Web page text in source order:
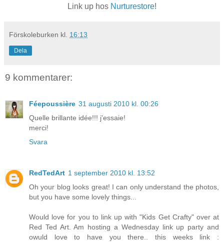
Link up hos Nurturestore!
Förskoleburken kl. 16:13
Dela
9 kommentarer:
Féepoussière 31 augusti 2010 kl. 00:26
Quelle brillante idée!!! j'essaie!
merci!
Svara
RedTedArt 1 september 2010 kl. 13:52
Oh your blog looks great! I can only understand the photos,
but you have some lovely things...
Would love for you to link up with "Kids Get Crafty" over at
Red Ted Art. Am hosting a Wednesday link up party and
owuld love to have you there.. this weeks link :